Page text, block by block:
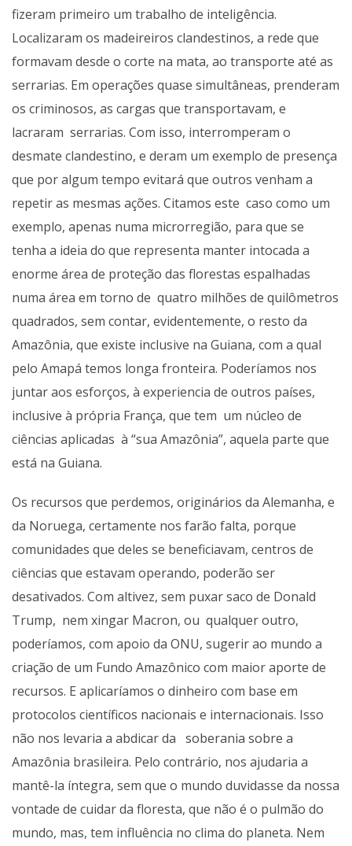
fizeram primeiro um trabalho de inteligência.
Localizaram os madeireiros clandestinos, a rede que
formavam desde o corte na mata, ao transporte até as
serrarias. Em operações quase simultâneas, prenderam
os criminosos, as cargas que transportavam, e
lacraram serrarias. Com isso, interromperam o
desmate clandestino, e deram um exemplo de presença
que por algum tempo evitará que outros venham a
repetir as mesmas ações. Citamos este caso como um
exemplo, apenas numa microrregião, para que se
tenha a ideia do que representa manter intocada a
enorme área de proteção das florestas espalhadas
numa área em torno de quatro milhões de quilômetros
quadrados, sem contar, evidentemente, o resto da
Amazônia, que existe inclusive na Guiana, com a qual
pelo Amapá temos longa fronteira. Poderíamos nos
juntar aos esforços, à experiencia de outros países,
inclusive à própria França, que tem um núcleo de
ciências aplicadas à “sua Amazônia”, aquela parte que
está na Guiana.
Os recursos que perdemos, originários da Alemanha, e
da Noruega, certamente nos farão falta, porque
comunidades que deles se beneficiavam, centros de
ciências que estavam operando, poderão ser
desativados. Com altivez, sem puxar saco de Donald
Trump, nem xingar Macron, ou qualquer outro,
poderíamos, com apoio da ONU, sugerir ao mundo a
criação de um Fundo Amazônico com maior aporte de
recursos. E aplicaríamos o dinheiro com base em
protocolos científicos nacionais e internacionais. Isso
não nos levaria a abdicar da soberania sobre a
Amazônia brasileira. Pelo contrário, nos ajudaria a
mantê-la íntegra, sem que o mundo duvidasse da nossa
vontade de cuidar da floresta, que não é o pulmão do
mundo, mas, tem influência no clima do planeta. Nem